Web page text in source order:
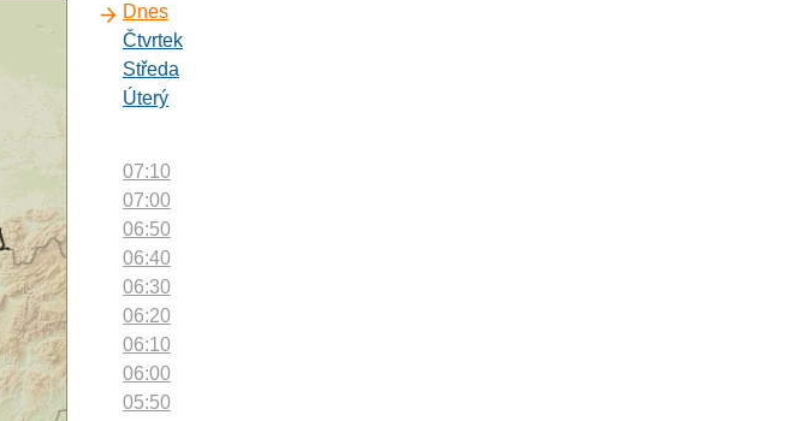
Dnes
Čtvrtek
Středa
Úterý
07:10
07:00
06:50
06:40
06:30
06:20
06:10
06:00
05:50